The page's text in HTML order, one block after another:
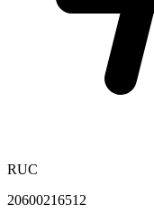
RUC
20600216512